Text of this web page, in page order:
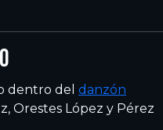
dentro del danzón
Orestes López y Pérez